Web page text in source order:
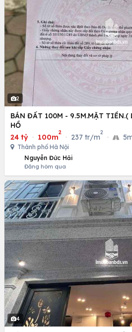
2
BÁN ĐẤT 100M - 9.5M.MẶT TIỀN.(
HỒ
24 tỷ · 100m
2
· 237 tr/m
2
·
Thành phố Hà Nội
Nguyễn Đức Hải
Đăng hôm qua
4